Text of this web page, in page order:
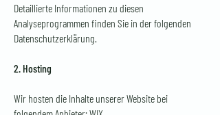
Detaillierte Informationen zu diesen
Analyseprogrammen finden Sie in der folgenden
Datenschutzerklärung.
2. Hosting
Wir hosten die Inhalte unserer Website bei